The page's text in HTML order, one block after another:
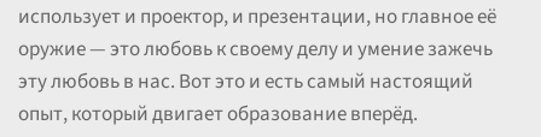
использует и проектор, и презентации, но главное её
оружие — это любовь к своему делу и умение зажечь
эту любовь в нас. Вот это и есть самый настоящий
опыт, который двигает образование вперёд.